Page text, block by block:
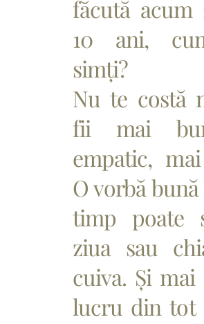
făcută acum
10 ani,
simți?
Nu te costă
fii mai
empatic,
O vorbă bună
timp poate
ziua sau
cuiva. Și
lucru din tot